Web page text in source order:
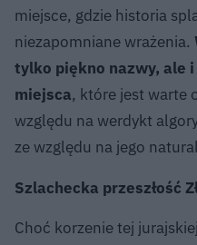
miejsce, gdzie historia
niezapomniane wrażenia.
tylko piękno nazwy, ale
miejsca, które jest warte
względu na werdykt
ze względu na jego
Szlachecka przeszłość
Choć korzenie tej